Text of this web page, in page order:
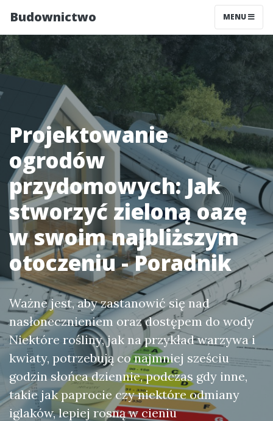
Budownictwo MENU
Projektowanie
ogrodów
przydomowych: Jak
stworzyć zieloną oazę
w swoim najbliższym
otoczeniu - Poradnik
Ważne jest, aby zastanowić się nad
nasłonecznieniem oraz dostępem do wody
Niektóre rośliny, jak na przykład warzywa i
kwiaty, potrzebują co najmniej sześciu
godzin słońca dziennie, podczas gdy inne,
takie jak paprocie czy niektóre odmiany
iglaków, lepiej rosną w cieniu